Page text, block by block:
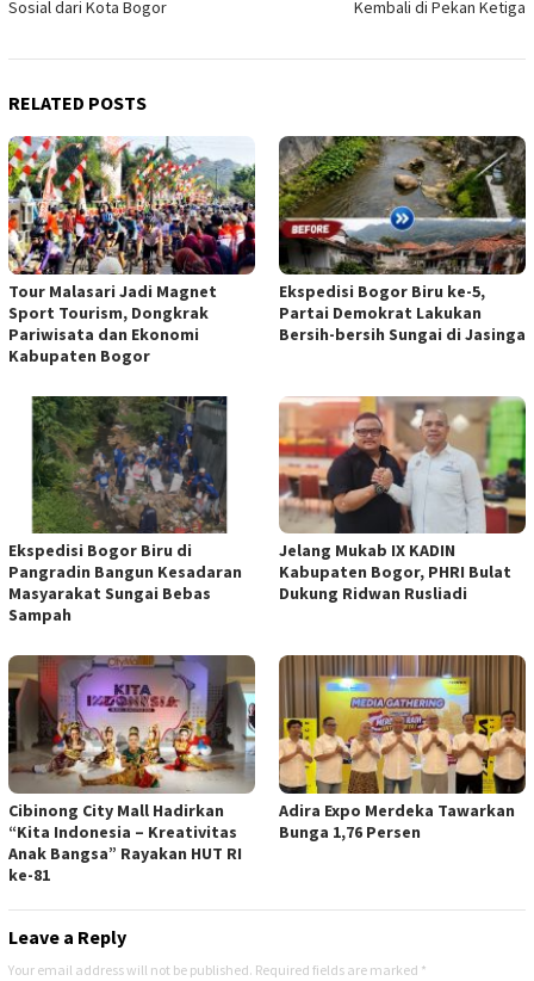
Sosial dari Kota Bogor Kembali di Pekan Ketiga
RELATED POSTS
Tour Malasari Jadi Magnet
Sport Tourism, Dongkrak
Pariwisata dan Ekonomi
Kabupaten Bogor
Ekspedisi Bogor Biru ke-5,
Partai Demokrat Lakukan
Bersih-bersih Sungai di Jasinga
Ekspedisi Bogor Biru di
Pangradin Bangun Kesadaran
Masyarakat Sungai Bebas
Sampah
Jelang Mukab IX KADIN
Kabupaten Bogor, PHRI Bulat
Dukung Ridwan Rusliadi
Cibinong City Mall Hadirkan
“Kita Indonesia – Kreativitas
Anak Bangsa” Rayakan HUT RI
ke-81
Adira Expo Merdeka Tawarkan
Bunga 1,76 Persen
Leave a Reply
Your email address will not be published. Required fields are marked *